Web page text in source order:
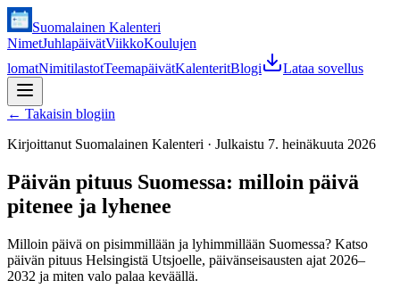
Suomalainen Kalenteri
NimetJuhlapäivätViikkoKoulujen
lomatNimitilastotTeemapäivätKalenteritBlogi Lataa sovellus
← Takaisin blogiin
Kirjoittanut Suomalainen Kalenteri · Julkaistu 7. heinäkuuta 2026
Päivän pituus Suomessa: milloin päivä
pitenee ja lyhenee
Milloin päivä on pisimmillään ja lyhimmillään Suomessa? Katso
päivän pituus Helsingistä Utsjoelle, päivänseisausten ajat 2026–
2032 ja miten valo palaa keväällä.